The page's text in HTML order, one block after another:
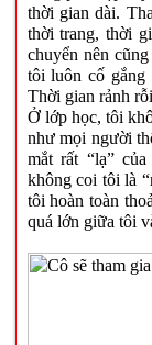
thời gian dài.
thời trang, thời
chuyển nên
tôi luôn cố gắng
Thời gian rảnh
Ở lớp học, tôi
như mọi người
mắt rất “lạ”
không coi tôi là
tôi hoàn toàn
quá lớn giữa tôi